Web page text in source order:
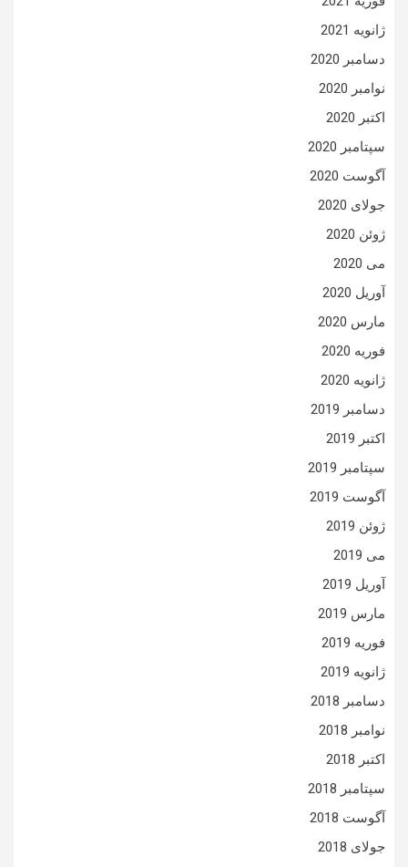
ژانویه 2021
دسامبر 2020
نوامبر 2020
اکتبر 2020
سپتامبر 2020
آگوست 2020
جولای 2020
ژوئن 2020
می 2020
آوریل 2020
مارس 2020
فوریه 2020
ژانویه 2020
دسامبر 2019
اکتبر 2019
سپتامبر 2019
آگوست 2019
ژوئن 2019
می 2019
آوریل 2019
مارس 2019
فوریه 2019
ژانویه 2019
دسامبر 2018
نوامبر 2018
اکتبر 2018
سپتامبر 2018
آگوست 2018
جولای 2018